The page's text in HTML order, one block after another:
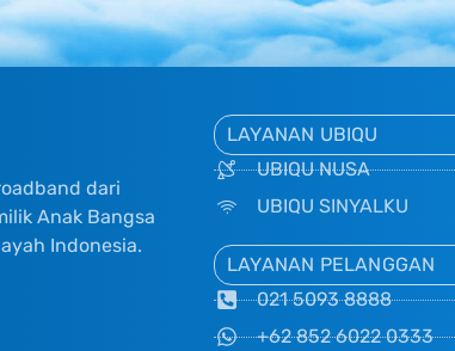
dari
Anak Bangsa
Indonesia.
LAYANAN UBIQU
UBIQU NUSA
UBIQU SINYALKU
LAYANAN PELANGGAN
021 5093 8888
+62 852 6022 0333